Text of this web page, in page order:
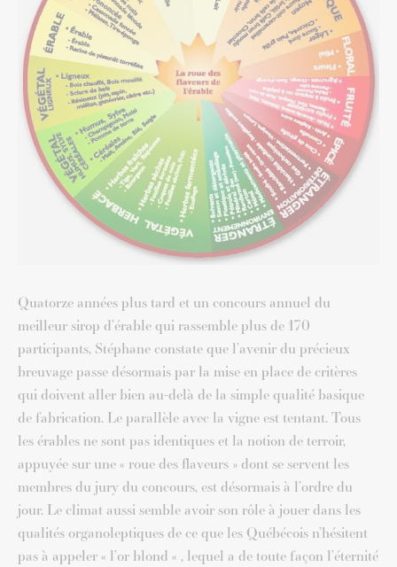
Quatorze années plus tard et un concours annuel du
meilleur sirop d’érable qui rassemble plus de 170
participants, Stéphane constate que l’avenir du précieux
breuvage passe désormais par la mise en place de critères
qui doivent aller bien au-delà de la simple qualité basique
de fabrication. Le parallèle avec la vigne est tentant. Tous
les érables ne sont pas identiques et la notion de terroir,
appuyée sur une « roue des flaveurs » dont se servent les
membres du jury du concours, est désormais à l’ordre du
jour. Le climat aussi semble avoir son rôle à jouer dans les
qualités organoleptiques de ce que les Québécois n’hésitent
pas à appeler « l’or blond « , lequel a de toute façon l’éternité